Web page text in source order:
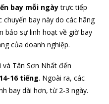
bay mỗi ngàytrực tiếp
chuyến bay này do các hãng
bảo sự linh hoạt về giờ bay
của doanh nghiệp.
Tân Sơn Nhất đến
14-16 tiếng. Ngoài ra, các
bay dài hơn, từ 2-3 ngày.